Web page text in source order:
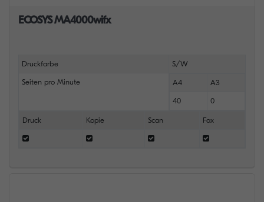
ECOSYS MA4000wifx
Druckfarbe S/W
Seiten pro Minute A4 A3
40 0
Druck Kopie Scan Fax